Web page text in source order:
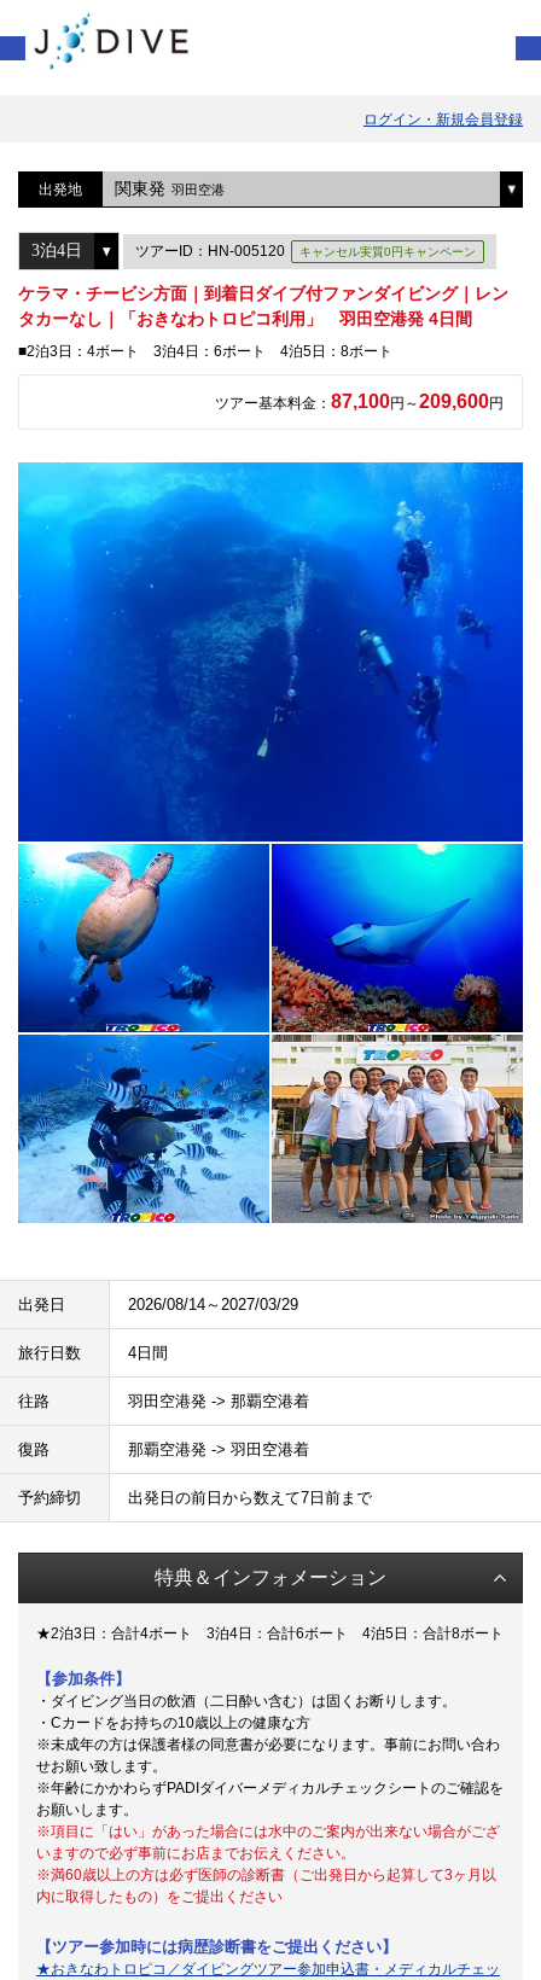
ログイン・新規会員登録
出発地 関東発 羽田空港
ツアーID：HN-005120 キャンセル実質0円キャンペーン
ケラマ・チービシ方面｜到着日ダイブ付ファンダイビング｜レン
タカーなし｜「おきなわトロピコ利用」 羽田空港発 4日間
■2泊3日：4ボート 3泊4日：6ボート 4泊5日：8ボート
ツアー基本料金： 87,100円～209,600円
出発日 2026/08/14～2027/03/29
旅行日数 4日間
往路 羽田空港発 -> 那覇空港着
復路 那覇空港発 -> 羽田空港着
予約締切 出発日の前日から数えて7日前まで
特典＆インフォメーション
★2泊3日：合計4ボート 3泊4日：合計6ボート 4泊5日：合計8ボート
【参加条件】
・ダイビング当日の飲酒（二日酔い含む）は固くお断りします。
・Cカードをお持ちの10歳以上の健康な方
※未成年の方は保護者様の同意書が必要になります。事前にお問い合わ
せお願い致します。
※年齢にかかわらずPADIダイバーメディカルチェックシートのご確認を
お願いします。
※項目に「はい」があった場合には水中のご案内が出来ない場合がござ
いますので必ず事前にお店までお伝えください。
※満60歳以上の方は必ず医師の診断書（ご出発日から起算して3ヶ月以
内に取得したもの）をご提出ください
【ツアー参加時には病歴診断書をご提出ください】
★おきなわトロピコ／ダイビングツアー参加申込書・メディカルチェッ